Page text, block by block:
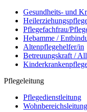
Gesundheits- und
Pflegefachfrau/
Hebamme /
Altenpflegehelfer/in
Betreuungskraft /
Pflegeleitung
Pflegedienstleitung
Wohnbereichsleitung